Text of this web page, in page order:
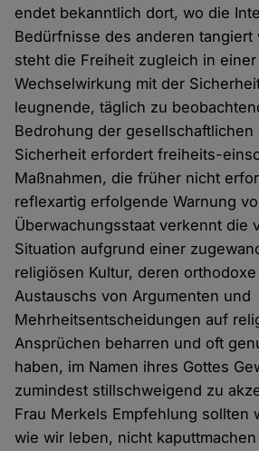
endet bekanntlich dort, wo die
Bedürfnisse des anderen tangiert
steht die Freiheit zugleich in
Wechselwirkung mit der
leugnende, täglich zu
Bedrohung der
Sicherheit erfordert freiheits-
Maßnahmen, die früher nicht
reflexartig erfolgende Warnung
Überwachungsstaat verkennt die
Situation aufgrund einer
religiösen Kultur, deren
Austauschs von Argumenten und
Mehrheitsentscheidungen auf
Ansprüchen beharren und oft
haben, im Namen ihres Gottes
zumindest stillschweigend zu
Frau Merkels Empfehlung sollten
wie wir leben, nicht